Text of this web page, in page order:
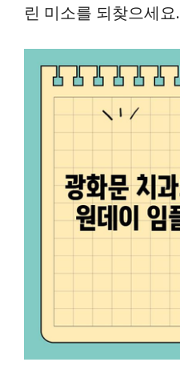
린 미소를 되찾으세요.